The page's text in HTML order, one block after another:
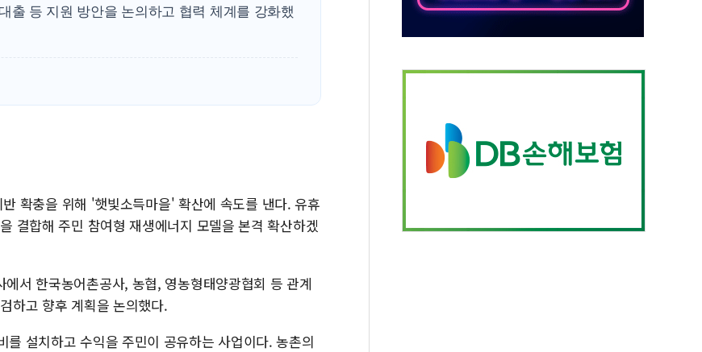
보훈부, 내년 워싱턴서 첫 '국제보훈컨퍼런스'… 한미동맹 상징성 부각
출 등 지원 방안을 논의하고 협력 체계를 강화했
확충을 위해 '햇빛소득마을' 확산에 속도를 낸다. 유휴
결합해 주민 참여형 재생에너지 모델을 본격 확산하겠
서 한국농어촌공사, 농협, 영농형태양광협회 등 관계
하고 향후 계획을 논의했다.
설치하고 수익을 주민이 공유하는 사업이다. 농촌의